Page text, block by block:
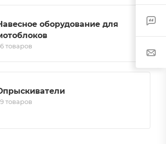
оборудование для
товаров
товаров